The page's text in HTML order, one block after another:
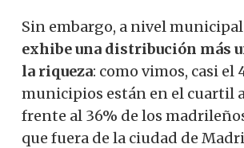
Sin embargo, a nivel municipal
exhibe una distribución más
la riqueza: como vimos, casi el
municipios están en el cuartil
frente al 36% de los
que fuera de la ciudad de